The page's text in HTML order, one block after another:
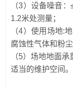
（3）设备噪音
1.2米处测量；
（4）使用场地:
腐蚀性气体和粉
（5）场地地面
适当的维护空间。